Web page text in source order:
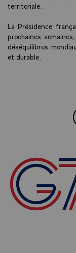
territoriale.
La Présidence
prochaines
déséquilibres
et durable.